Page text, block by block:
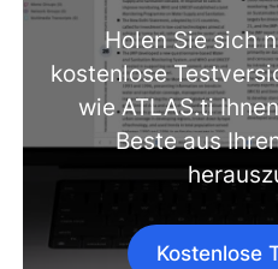
Holen Sie sich
kostenlose
wie ATLAS.ti
Beste aus
Kostenlose